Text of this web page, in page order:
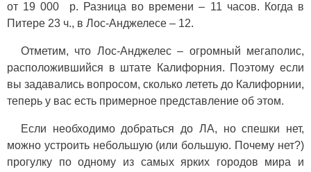
от 19 000 р. Разница во времени – 11 часов. Когда в
Питере 23 ч., в Лос-Анджелесе – 12.
Отметим, что Лос-Анджелес – огромный мегаполис,
расположившийся в штате Калифорния. Поэтому если
вы задавались вопросом, сколько лететь до Калифорнии,
теперь у вас есть примерное представление об этом.
Если необходимо добраться до ЛА, но спешки нет,
можно устроить небольшую (или большую. Почему нет?)
прогулку по одному из самых ярких городов мира и